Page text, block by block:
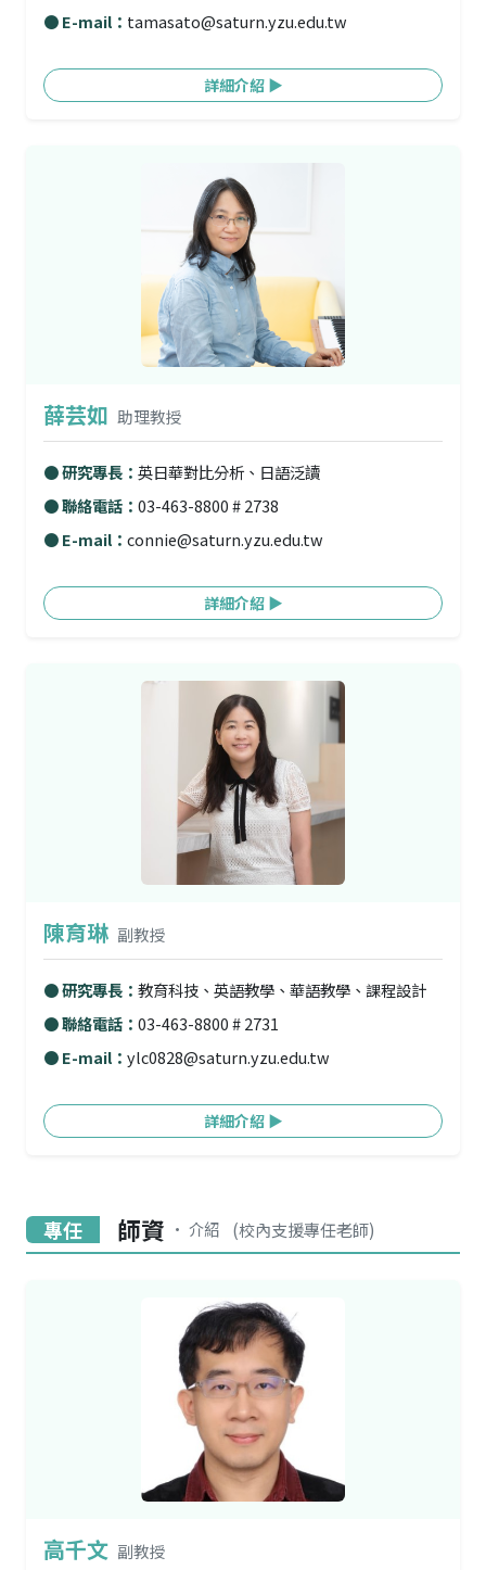
● E-mail： tamasato@saturn.yzu.edu.tw
詳細介紹 ▶
薛芸如 助理教授
● 研究專長： 英日華對比分析、日語泛讀
● 聯絡電話： 03-463-8800 # 2738
● E-mail： connie@saturn.yzu.edu.tw
詳細介紹 ▶
陳育琳 副教授
● 研究專長： 教育科技、英語教學、華語教學、課程設計
● 聯絡電話： 03-463-8800 # 2731
● E-mail： ylc0828@saturn.yzu.edu.tw
詳細介紹 ▶
專任 師資 • 介紹 (校內支援專任老師)
高千文 副教授